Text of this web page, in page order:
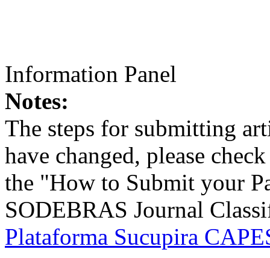
Information Panel
Notes:
The steps for submitting
have changed, please
the "How to Submit your
SODEBRAS Journal
Plataforma Sucupira